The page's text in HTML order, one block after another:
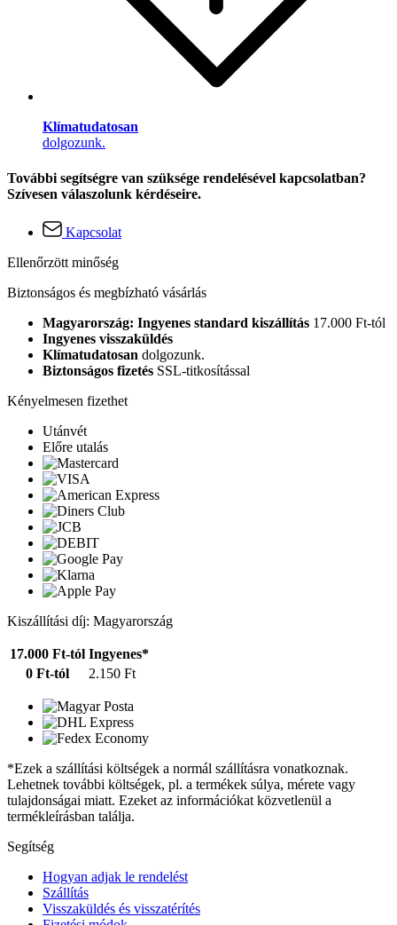
Klímatudatosan
dolgozunk.
További segítségre van szüksége rendelésével kapcsolatban?
Szívesen válaszolunk kérdéseire.
Kapcsolat
Ellenőrzött minőség
Biztonságos és megbízható vásárlás
Magyarország: Ingyenes standard kiszállítás 17.000 Ft-tól
Ingyenes visszaküldés
Klímatudatosan dolgozunk.
Biztonságos fizetés SSL-titkosítással
Kényelmesen fizethet
Utánvét
Előre utalás
Kiszállítási díj: Magyarország
17.000 Ft-tól Ingyenes*
0 Ft-tól
2.150 Ft
*Ezek a szállítási költségek a normál szállításra vonatkoznak.
Lehetnek további költségek, pl. a termékek súlya, mérete vagy
tulajdonságai miatt. Ezeket az információkat közvetlenül a
termékleírásban találja.
Segítség
Hogyan adjak le rendelést
Szállítás
Visszaküldés és visszatérítés